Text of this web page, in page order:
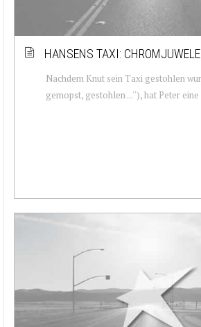
HANSENS TAXI:
Nachdem Knut sein Taxi gestohlen
gemopst, gestohlen ...''), hat Peter eine